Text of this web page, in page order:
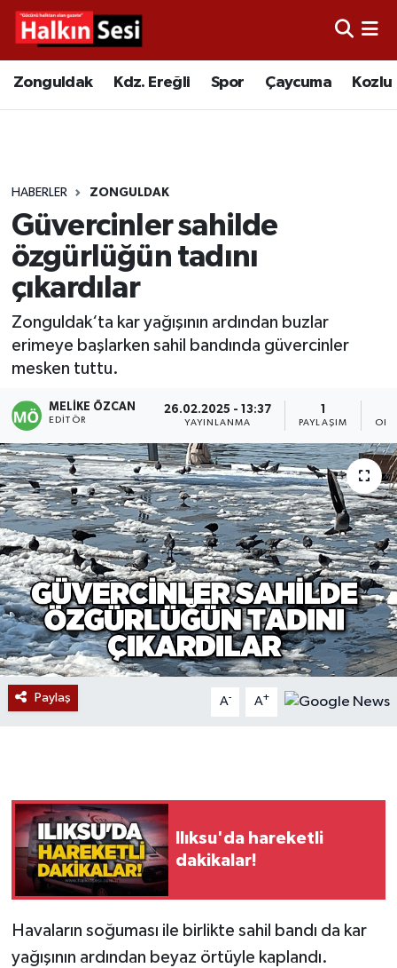
Zonguldak Kdz. Ereğli Spor Çaycuma Kozlu
HABERLER ZONGULDAK
Güvercinler sahilde
özgürlüğün tadını
çıkardılar
Zonguldak‘ta kar yağışının ardından buzlar
erimeye başlarken sahil bandında güvercinler
mesken tuttu.
MELIKE ÖZCAN
EDITÖR
26.02.2025 - 13:37
YAYINLANMA
1
PAYLAŞIM
Paylaş A- A+
Ilıksu'da hareketli
dakikalar!
Havaların soğuması ile birlikte sahil bandı da kar
yağışının ardından beyaz örtüyle kaplandı.
Video
Çaycuma
Alaplı
Asayiş
Bartın
Bolu
ÇEVRE
BİLİM VE TEKNOLOJİ
DUNYA
Düzce
Eğitim
Gökçebey
GÜNDEM
İş ilanı
Merkez Hava Durumu
Tüm Manşetler
Son Dakika Haberleri
Haber Arşivi